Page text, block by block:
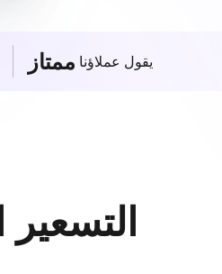
يقول عملاؤنا ممتاز